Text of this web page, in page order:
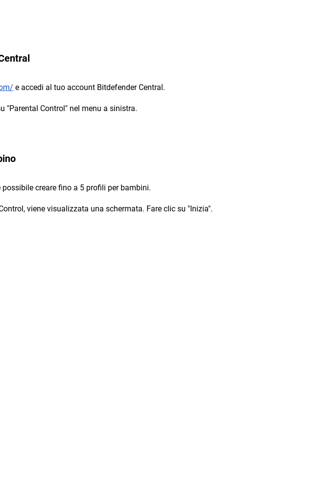
e accedi al tuo account Bitdefender Central.
"Parental Control" nel menu a sinistra.
possibile creare fino a 5 profili per bambini.
viene visualizzata una schermata. Fare clic su "Inizia".